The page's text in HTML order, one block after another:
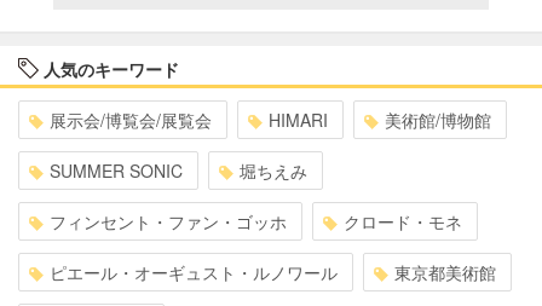
人気のキーワード
展示会/博覧会/展覧会 HIMARI 美術館/博物館
SUMMER SONIC 堀ちえみ
フィンセント・ファン・ゴッホ クロード・モネ
ピエール・オーギュスト・ルノワール 東京都美術館